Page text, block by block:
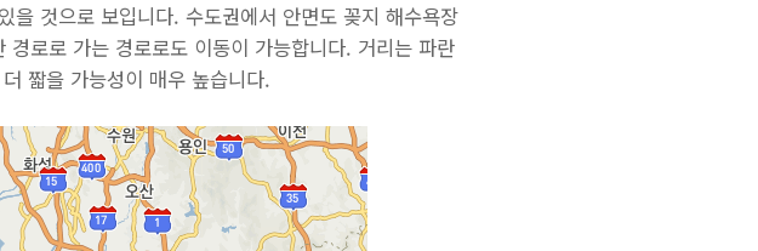
것으로 보입니다. 수도권에서 안면도 꽂지 해수욕장
로로 가는 경로로도 이동이 가능합니다. 거리는 파란
짧을 가능성이 매우 높습니다.